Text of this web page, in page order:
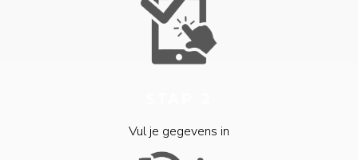
Vul je gegevens in